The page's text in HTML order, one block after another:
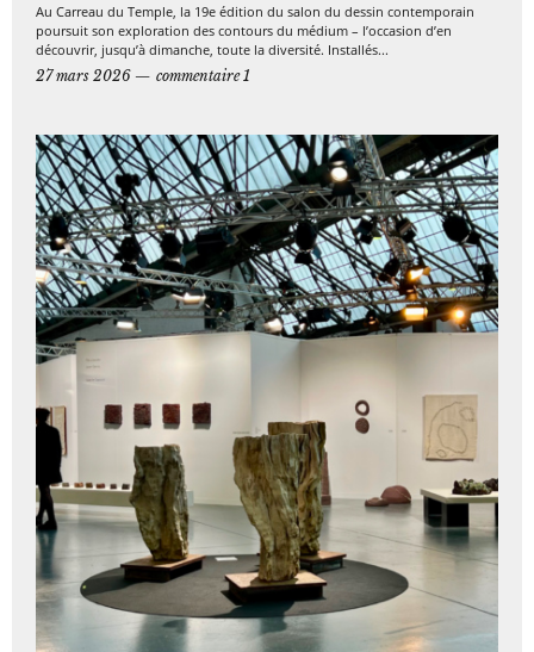
Au Carreau du Temple, la 19e édition du salon du dessin contemporain
poursuit son exploration des contours du médium – l’occasion d’en
découvrir, jusqu’à dimanche, toute la diversité. Installés...
27 mars 2026
commentaire 1